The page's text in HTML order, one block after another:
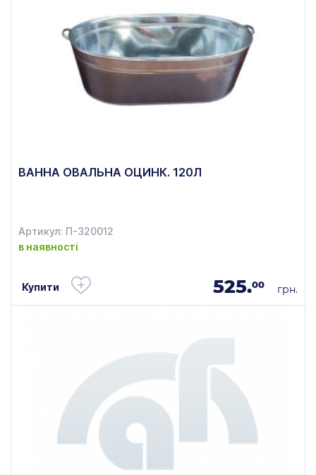
ВАННА ОВАЛЬНА ОЦИНК. 120Л
Артикул: П-320012
в наявності
Купити 525.00 грн.